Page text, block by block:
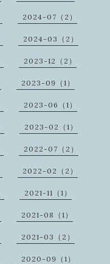
2024-07（2）
2024-03（2）
2023-12（2）
2023-09（1）
2023-06（1）
2023-02（1）
2022-07（2）
2022-02（2）
2021-11（1）
2021-08（1）
2021-03（2）
2020-09（1）